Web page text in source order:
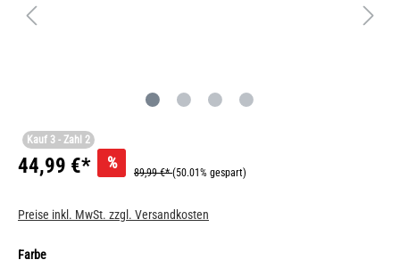
Kauf 3 - Zahl 2
44,99 €* %
89,99 €*(50.01% gespart)
Preise inkl. MwSt. zzgl. Versandkosten
Farbe